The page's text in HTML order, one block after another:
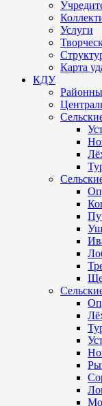
Услуги
Карта
КДУ